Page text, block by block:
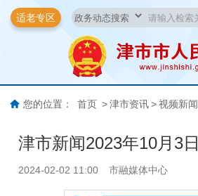
适老专区
您的位置： 首页 > 津市资讯 > 视频新闻
津市新闻2023年10月3日
2024-02-02 11:00 市融媒体中心